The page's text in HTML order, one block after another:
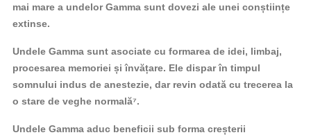
mai mare a undelor Gamma sunt dovezi ale unei conștiințe
extinse.
Undele Gamma sunt asociate cu formarea de idei, limbaj,
procesarea memoriei și învățare. Ele dispar în timpul
somnului indus de anestezie, dar revin odată cu trecerea la
o stare de veghe normală⁷.
Undele Gamma aduc beneficii sub forma creșterii